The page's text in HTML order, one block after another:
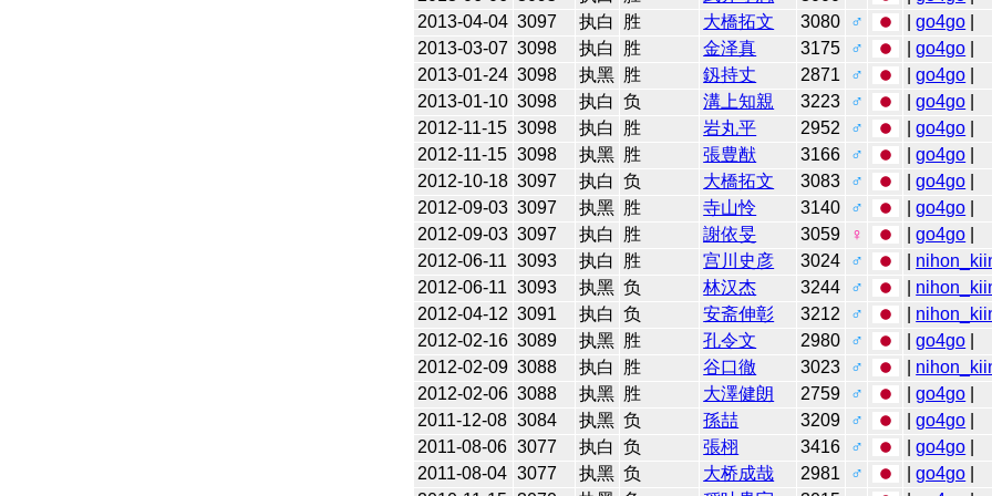
2013-04-04 3097 执白 胜 大橋拓文 3080 ♂ |go4go
2013-03-07 3098 执白 胜 金泽真 3175 ♂ |go4go
2013-01-24 3098 执黑 胜 釼持丈 2871 ♂ |go4go
2013-01-10 3098 执白 负 溝上知親 3223 ♂ |go4go
2012-11-15 3098 执白 胜 岩丸平 2952 ♂ |go4go
2012-11-15 3098 执黑 胜 張豊猷 3166 ♂ |go4go
2012-10-18 3097 执白 负 大橋拓文 3083 ♂ |go4go
2012-09-03 3097 执黑 胜 寺山怜 3140 ♂ |go4go
2012-09-03 3097 执白 胜 謝依旻 3059 ♀ |go4go
2012-06-11 3093 执白 胜 宫川史彦 3024 ♂
2012-06-11 3093 执黑 负 林汉杰 3244 ♂
2012-04-12 3091 执白 负 安斋伸彰 3212 ♂
2012-02-16 3089 执黑 胜 孔令文 2980 ♂ |go4go
2012-02-09 3088 执白 胜 谷口徹 3023 ♂
2012-02-06 3088 执黑 胜 大澤健朗 2759 ♂ |go4go
2011-12-08 3084 执黑 负 孫喆 3209 ♂ |go4go
2011-08-06 3077 执白 负 張栩 3416 ♂ |go4go
2011-08-04 3077 执黑 负 大桥成哉 2981 ♂ |go4go